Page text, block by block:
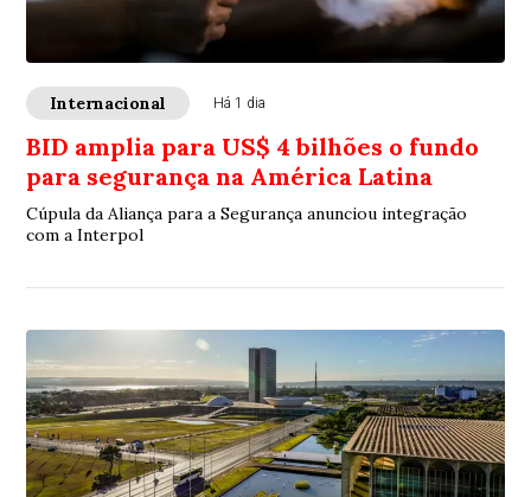
Internacional Há 1 dia
BID amplia para US$ 4 bilhões o fundo
para segurança na América Latina
Cúpula da Aliança para a Segurança anunciou integração
com a Interpol